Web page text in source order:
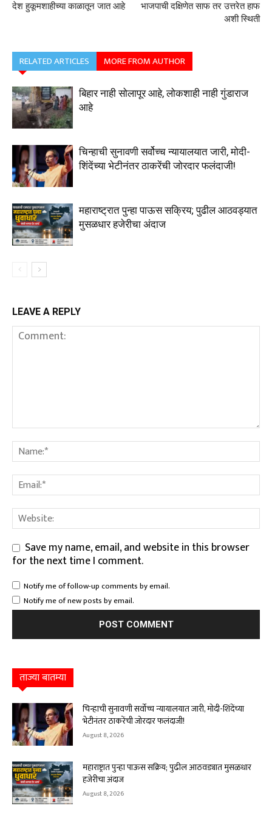
देश हुकूमशाहीच्या काळातून जात आहे
भाजपाची दक्षिणेत साफ तर उत्तरेत हाफ
अशी स्थिती
RELATED ARTICLES MORE FROM AUTHOR
बिहार नाही सोलापूर आहे, लोकशाही नाही गुंडाराज
आहे
चिन्हाची सुनावणी सर्वोच्च न्यायालयात जारी, मोदी-
शिंदेंच्या भेटीनंतर ठाकरेंची जोरदार फलंदाजी!
महाराष्ट्रात पुन्हा पाऊस सक्रिय; पुढील आठवड्यात
मुसळधार हजेरीचा अंदाज
LEAVE A REPLY
Save my name, email, and website in this browser
for the next time I comment.
Notify me of follow-up comments by email.
Notify me of new posts by email.
ताज्या बातम्या
चिन्हाची सुनावणी सर्वोच्च न्यायालयात जारी, मोदी-शिंदेंच्या
भेटीनंतर ठाकरेंची जोरदार फलंदाजी!
August 8, 2026
महाराष्ट्रात पुन्हा पाऊस सक्रिय; पुढील आठवड्यात मुसळधार
हजेरीचा अंदाज
August 8, 2026